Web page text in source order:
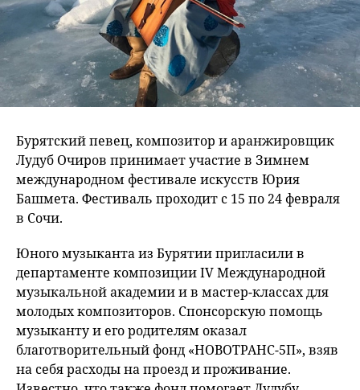
Бурятский певец, композитор и аранжировщик
Лудуб Очиров принимает участие в Зимнем
международном фестивале искусств Юрия
Башмета. Фестиваль проходит с 15 по 24 февраля
в Сочи.
Юного музыканта из Бурятии пригласили в
департаменте композиции IV Международной
музыкальной академии и в мастер-классах для
молодых композиторов. Спонсорскую помощь
музыканту и его родителям оказал
благотворительный фонд «НОВОТРАНС-5П», взяв
на себя расходы на проезд и проживание.